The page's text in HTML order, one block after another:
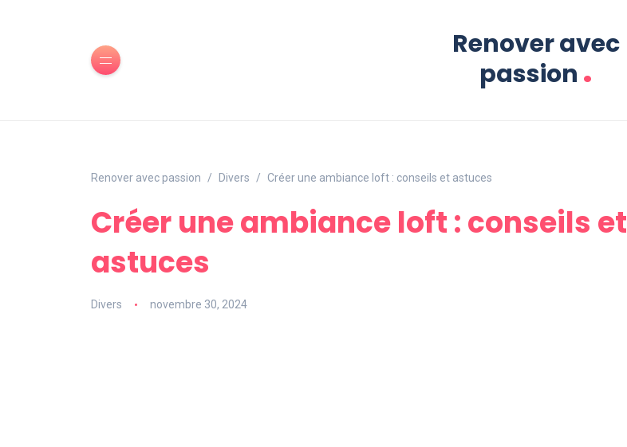
Renover avec
passion .
Renover avec passion Divers Créer une ambiance loft : conseils et astuces
Créer une ambiance loft : conseils et
astuces
Divers novembre 30, 2024